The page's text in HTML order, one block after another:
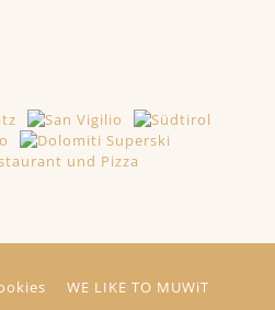
WE LIKE TO MUWiT